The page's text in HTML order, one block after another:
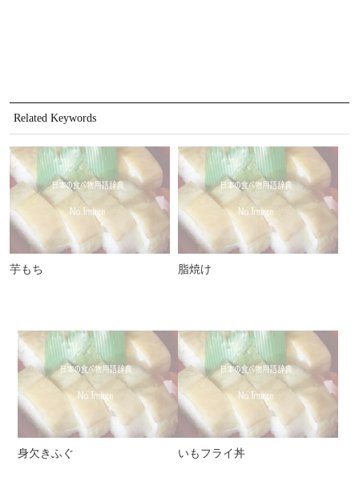
Related Keywords
芋もち 脂焼け
身欠きふぐ いもフライ丼